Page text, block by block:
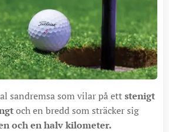
sandremsa som vilar på ettstenigt
och en bredd som sträcker sig
och en halv kilometer.